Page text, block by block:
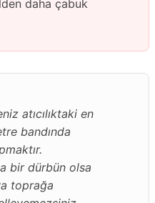
daha çabuk
atıcılıktaki en
bandında
bir dürbün olsa
toprağa